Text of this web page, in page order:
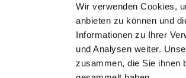
Wir verwenden Cookies,
anbieten zu können und
Informationen zu Ihrer
und Analysen weiter.
zusammen, die Sie ihnen